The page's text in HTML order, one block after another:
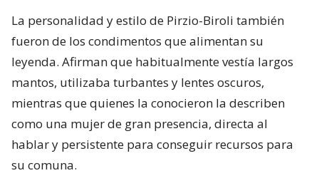
La personalidad y estilo de Pirzio-Biroli también
fueron de los condimentos que alimentan su
leyenda. Afirman que habitualmente vestía largos
mantos, utilizaba turbantes y lentes oscuros,
mientras que quienes la conocieron la describen
como una mujer de gran presencia, directa al
hablar y persistente para conseguir recursos para
su comuna.